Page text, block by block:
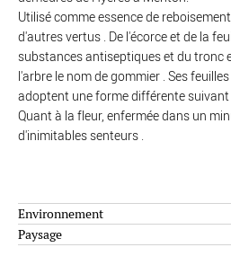
Environnement
Paysage
Utilisé comme essence de
d'autres vertus . De l'écorce et de la
substances antiseptiques et du tronc
l'arbre le nom de gommier . Ses
adoptent une forme différente
Quant à la fleur, enfermée dans un
d'inimitables senteurs .